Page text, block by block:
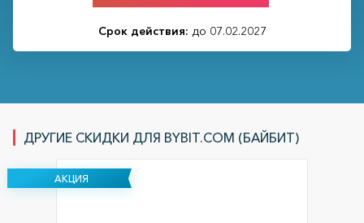
Срок действия: до 07.02.2027
ДРУГИЕ СКИДКИ ДЛЯ BYBIT.COM (БАЙБИТ)
АКЦИЯ